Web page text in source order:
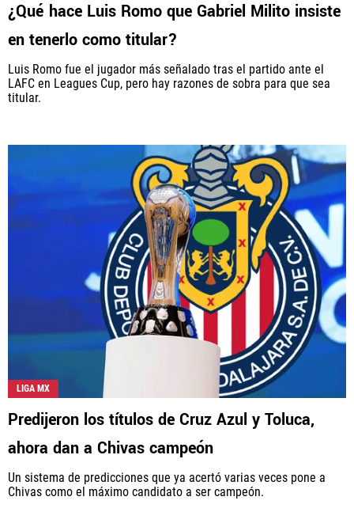
¿Qué hace Luis Romo que Gabriel Milito insiste
en tenerlo como titular?
Luis Romo fue el jugador más señalado tras el partido ante el
LAFC en Leagues Cup, pero hay razones de sobra para que sea
titular.
LIGA MX
Predijeron los títulos de Cruz Azul y Toluca,
ahora dan a Chivas campeón
Un sistema de predicciones que ya acertó varias veces pone a
Chivas como el máximo candidato a ser campeón.